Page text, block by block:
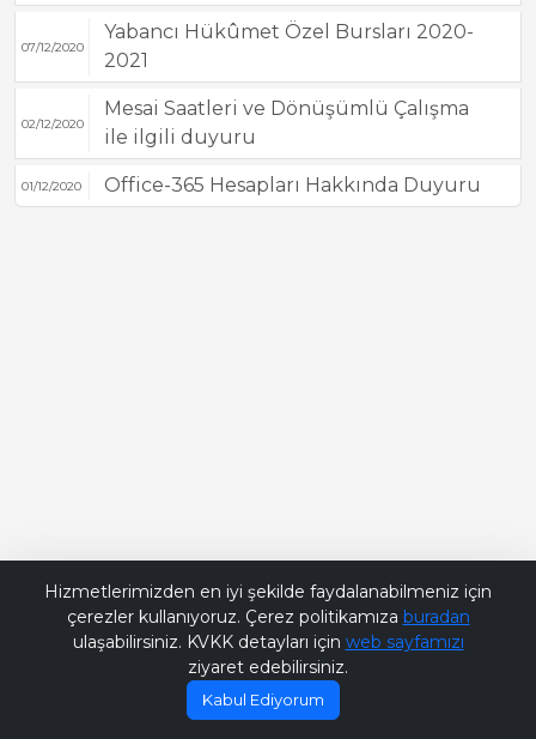
07/12/2020
Yabancı Hükûmet Özel Bursları 2020-
2021
02/12/2020
Mesai Saatleri ve Dönüşümlü Çalışma
ile ilgili duyuru
01/12/2020 Office-365 Hesapları Hakkında Duyuru
Hizmetlerimizden en iyi şekilde faydalanabilmeniz için
çerezler kullanıyoruz. Çerez politikamıza buradan
ulaşabilirsiniz. KVKK detayları için web sayfamızı
ziyaret edebilirsiniz.
Kabul Ediyorum
Bana Soru Sor | Ask Me